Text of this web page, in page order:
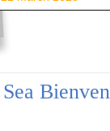
Sea